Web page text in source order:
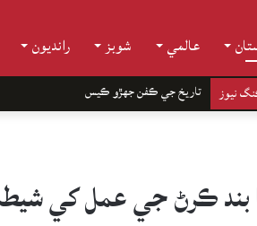
عالمي شوبز رانديون
نيوز تاريخ جي ڪفن جھڙو ڪيس
ڪرڻ جي عمل کي